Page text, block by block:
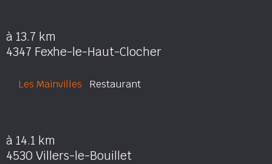
à 13.7 km
4347 Fexhe-le-Haut-Clocher
Les Mainvilles Restaurant
à 14.1 km
4530 Villers-le-Bouillet